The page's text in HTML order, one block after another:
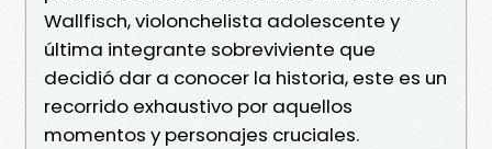
Wallfisch, violonchelista adolescente y
última integrante sobreviviente que
decidió dar a conocer la historia, este es un
recorrido exhaustivo por aquellos
momentos y personajes cruciales.